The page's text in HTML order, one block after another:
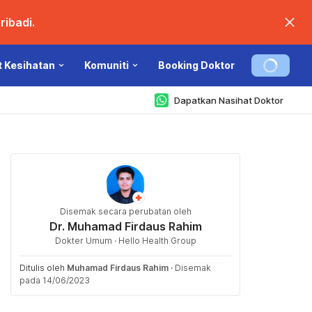
Kesihatan Komuniti Booking Doktor
Dapatkan Nasihat Doktor
Disemak secara perubatan oleh
Dr. Muhamad Firdaus Rahim
Dokter Umum · Hello Health Group
Ditulis oleh Muhamad Firdaus Rahim · Disemak
pada 14/06/2023